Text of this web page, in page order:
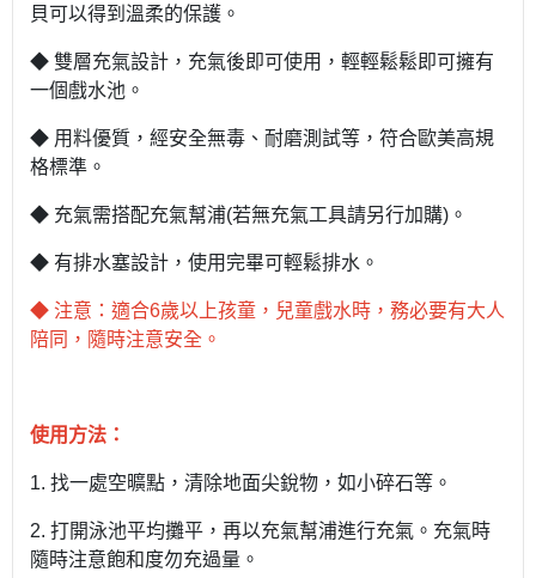
貝可以得到溫柔的保護。
◆ 雙層充氣設計，充氣後即可使用，輕輕鬆鬆即可擁有
一個戲水池。
◆ 用料優質，經安全無毒、耐磨測試等，符合歐美高規
格標準。
◆ 充氣需搭配充氣幫浦(若無充氣工具請另行加購)。
◆ 有排水塞設計，使用完畢可輕鬆排水。
◆ 注意：適合6歲以上孩童，兒童戲水時，務必要有大人
陪同，隨時注意安全。
使用方法：
1. 找一處空曠點，清除地面尖銳物，如小碎石等。
2. 打開泳池平均攤平，再以充氣幫浦進行充氣。充氣時
隨時注意飽和度勿充過量。